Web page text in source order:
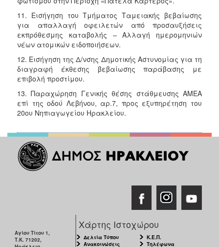
11. Εισήγηση του Τμήματος Ταμειακής βεβαίωσης
για απαλλαγή οφειλετών από προσαυξήσεις
εκπρόθεσμης καταβολής – Αλλαγή ημερομηνιών
νέων ατομικών ειδοποιήσεων.
12. Εισήγηση της Δ/νσης Δημοτικής Αστυνομίας για τη
διαγραφή έκθεσης βεβαίωσης παράβασης με
επιβολή προστίμου.
13. Παραχώρηση Γενικής θέσης στάθμευσης ΑΜΕΑ
επί της οδού Λεβήνου, αρ.7, προς εξυπηρέτηση του
20ου Νηπιαγωγείου Ηρακλείου.
Αγίου Τίτου 1,
Τ.Κ. 71202,
Χάρτης Ιστοχώρου
Δελτία Τύπου
Ανακοινώσεις
Κ.Ε.Π.
Τηλέφωνα